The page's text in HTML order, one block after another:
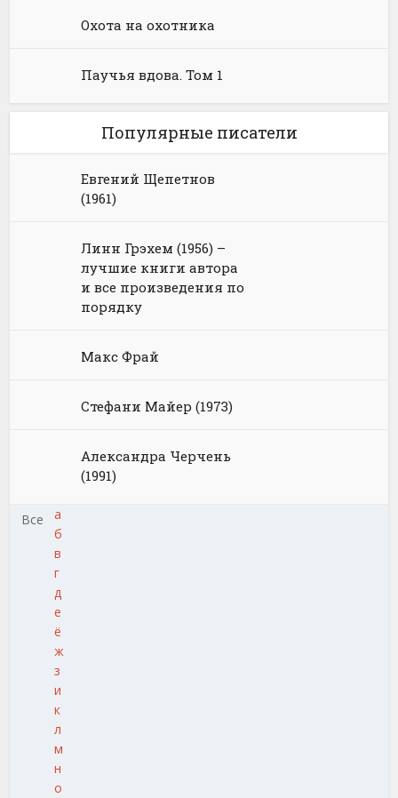
Охота на охотника
Паучья вдова. Том 1
Популярные писатели
Евгений Щепетнов
(1961)
Линн Грэхем (1956) –
лучшие книги автора
и все произведения по
порядку
Макс Фрай
Стефани Майер (1973)
Александра Черчень
(1991)
Все
а
б
в
г
д
е
ё
ж
з
и
к
л
м
н
о